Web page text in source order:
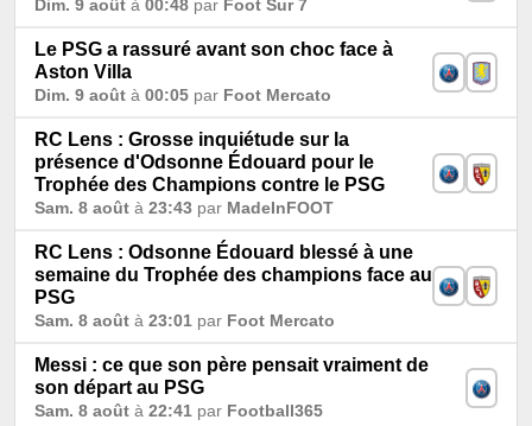
Dim. 9 août à 00:48 par Foot Sur 7
Le PSG a rassuré avant son choc face à
Aston Villa
Dim. 9 août à 00:05 par Foot Mercato
RC Lens : Grosse inquiétude sur la
présence d'Odsonne Édouard pour le
Trophée des Champions contre le PSG
Sam. 8 août à 23:43 par MadeInFOOT
RC Lens : Odsonne Édouard blessé à une
semaine du Trophée des champions face au
PSG
Sam. 8 août à 23:01 par Foot Mercato
Messi : ce que son père pensait vraiment de
son départ au PSG
Sam. 8 août à 22:41 par Football365